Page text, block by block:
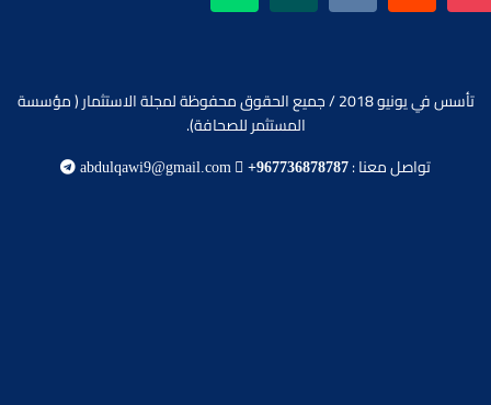
تأسس في يونيو 2018 / جميع الحقوق محفوظة لمجلة الاستثمار ( مؤسسة
المستثمر للصحافة).
تواصل معنا : +967736878787
abdulqawi9@gmail.com